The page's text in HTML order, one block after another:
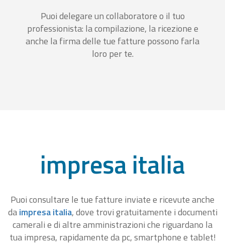
Puoi delegare un collaboratore o il tuo
professionista: la compilazione, la ricezione e
anche la firma delle tue fatture possono farla
loro per te.
impresa italia
Puoi consultare le tue fatture inviate e ricevute anche
daimpresa italia, dove trovi gratuitamente i documenti
camerali e di altre amministrazioni che riguardano la
tua impresa, rapidamente da pc, smartphone e tablet!